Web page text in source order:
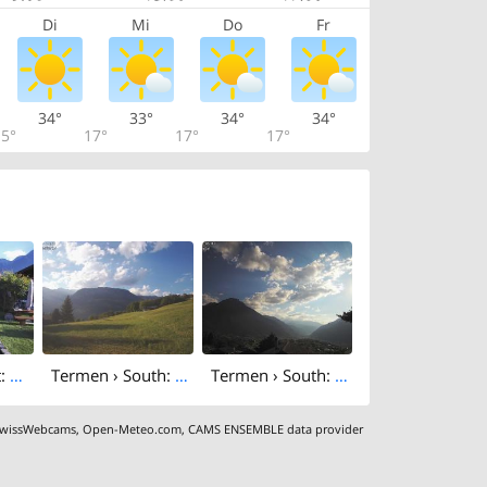
Di Mi Do Fr
34°
17°
33°
17°
34°
17°
34°
Termen › West: Wallis, Schweiz Termen › South: Riederhorn - Belalp - Bettmeralp Termen › South: Glishorn
,Open-Meteo.com,CAMS ENSEMBLE data provider